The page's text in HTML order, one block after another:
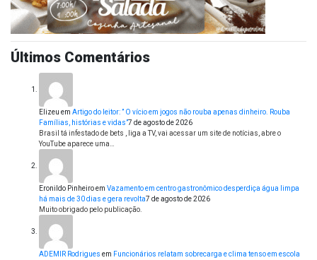
Últimos Comentários
Elizeu em Artigo do leitor: ” O vício em jogos não rouba apenas dinheiro. Rouba
Famílias, histórias e vidas”7 de agosto de 2026
Brasil tá infestado de bets , liga a TV, vai acessar um site de notícias, abre o
YouTube aparece uma…
Eronildo Pinheiroem Vazamento em centro gastronômico desperdiça água limpa
há mais de 30 dias e gera revolta7 de agosto de 2026
Muito obrigado pelo publicação.
ADEMIR Rodrigues em Funcionários relatam sobrecarga e clima tenso em escola